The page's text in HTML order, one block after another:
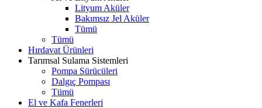
Lityum Aküler
Bakımsız Jel Aküler
Tümü
Tümü
Hırdavat Ürünleri
Tarımsal Sulama Sistemleri
Pompa Sürücüleri
Dalgıç Pompası
Tümü
El ve Kafa Fenerleri